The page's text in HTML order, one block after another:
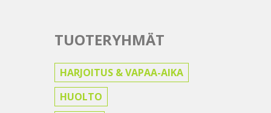
TUOTERYHMÄT
HARJOITUS & VAPAA-AIKA
HUOLTO